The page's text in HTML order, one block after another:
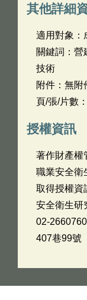
其他詳細
適用對象：
關鍵詞：營
技術
附件：無附
頁/張/片數
授權資訊
著作財產權
職業安全衛
取得授權資
安全衛生研
02-
407巷99號